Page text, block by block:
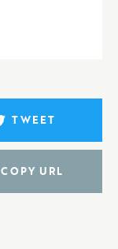
TWEET
COPY URL